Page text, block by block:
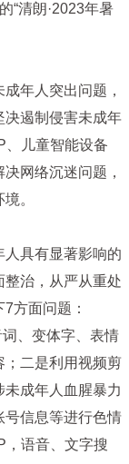
“清朗·2023年暑
年人突出问题，
决遏制侵害未成年
、儿童智能设备
网络沉迷问题，
。
具有显著影响的
整治，从严从重处
方面问题：
、变体字、表情
；二是利用视频剪
成年人血腥暴力
号信息等进行色情
，语音、文字搜